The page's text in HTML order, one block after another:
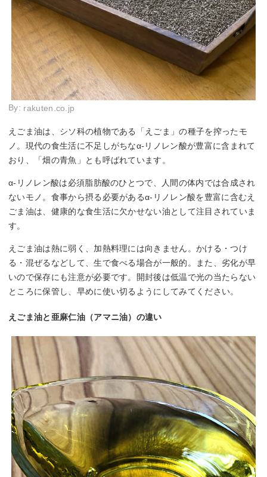
By: rakuten.co.jp
えごま油は、シソ科の植物である「えごま」の種子を搾ったモ
ノ。現代の食生活に不足しがちなα-リノレン酸が豊富に含まれて
おり、「畑の青魚」とも呼ばれています。
α-リノレン酸は必須脂肪酸のひとつで、人間の体内では合成され
ないモノ。食事から摂る必要があるα-リノレン酸を豊富に含むえ
ごま油は、健康的な食生活に欠かせない油として注目されていま
す。
えごま油は熱に弱く、加熱料理には向きません。かける・つけ
る・混ぜるなどして、生で食べる場合が一般的。また、劣化が早
いので保存にも注意が必要です。開封後は低温で光の当たらない
ところに保管し、早めに使い切るようにしてみてください。
えごま油と亜麻仁油（アマニ油）の違い